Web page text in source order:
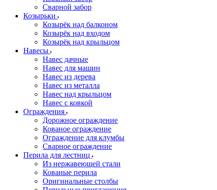
Сварной забор
Козырьки
Козырёк над балконом
Козырёк над входом
Козырёк над крыльцом
Навесы
Навес дачные
Навес для машин
Навес из дерева
Навес из металла
Навес над крыльцом
Навес с ковкой
Ограждения
Дорожное ограждение
Кованое ограждение
Ограждение для клумбы
Сварное ограждение
Перила для лестниц
Из нержавеющей стали
Кованые перила
Оригинальные столбы